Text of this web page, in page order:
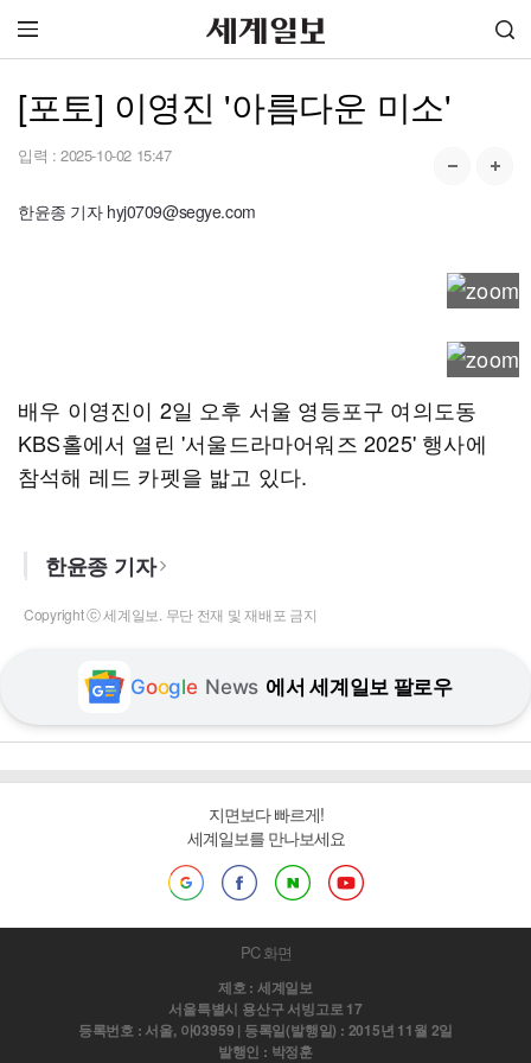
[포토] 이영진 '아름다운 미소'
입력 : 2025-10-02 15:47
한윤종 기자 hyj0709@segye.com
배우 이영진이 2일 오후 서울 영등포구 여의도동
KBS홀에서 열린 '서울드라마어워즈 2025' 행사에
참석해 레드 카펫을 밟고 있다.
한윤종 기자
Copyright ⓒ 세계일보. 무단 전재 및 재배포 금지
Google News 에서 세계일보 팔로우
지면보다 빠르게!
세계일보를 만나보세요
PC 화면
제호 : 세계일보
서울특별시 용산구 서빙고로 17
등록번호 : 서울, 아03959 | 등록일(발행일) : 2015년 11월 2일
발행인 : 박정훈